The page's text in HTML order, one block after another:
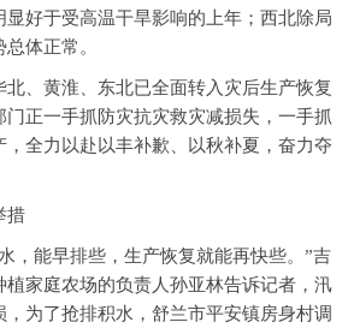
好于受高温干旱影响的上年；西北除局
体正常。
、黄淮、东北已全面转入灾后生产恢复
门正一手抓防灾抗灾救灾减损失，一手抓
，全力以赴以丰补歉、以秋补夏，奋力夺
措
，能早排些，生产恢复就能再快些。”吉
植家庭农场的负责人孙亚林告诉记者，汛
为了抢排积水，舒兰市平安镇房身村调